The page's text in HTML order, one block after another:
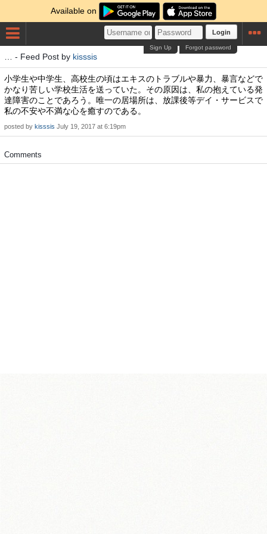
Available on
Login
Forgot password
Sign Up
… - Feed Post by kisssis
小学生や中学生、高校生の頃はエキスのトラブルや暴力、暴言などで
かなり苦しい学校生活を送っていた。その原因は、私の抱えている発
達障害のことであろう。唯一の居場所は、放課後等デイ・サービスで
私の不安や不満な心を癒すのである。
posted by kisssis July 19, 2017 at 6:19pm
Comments